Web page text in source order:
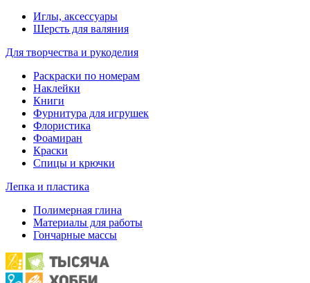
Иглы, аксессуары
Шерсть для валяния
Для творчества и рукоделия
Раскраски по номерам
Наклейки
Книги
Фурнитура для игрушек
Флористика
Фоамиран
Краски
Спицы и крючки
Лепка и пластика
Полимерная глина
Материалы для работы
Гончарные массы